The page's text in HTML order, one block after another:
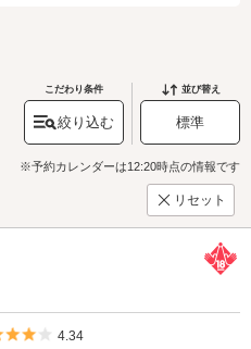
こだわり条件
絞り込む
並び替え
標準
※予約カレンダーは12:20時点の情報です
リセット
5つ星のうち4
4.34